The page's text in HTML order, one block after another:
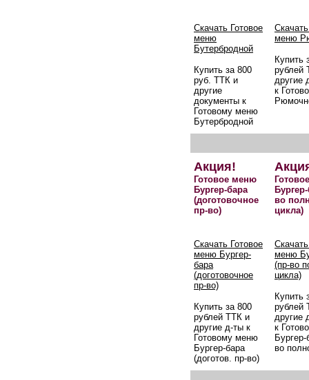
Скачать Готовое
меню
Бутербродной
Купить за 800
руб. ТТК и
другие
документы к
Готовому меню
Бутербродной
меню
Купить
рублей
другие
к
Акция!
Готовое меню
Бургер-бара
(доготовочное
пр-во)
во
цикла)
Скачать Готовое
меню Бургер-
бара
(доготовочное
пр-во)
Купить за 800
рублей ТТК и
другие д-ты к
Готовому меню
Бургер-бара
(доготов. пр-во)
меню
(пр-во
цикла)
Купить
рублей
другие
к
во